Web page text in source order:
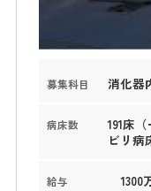
募集科目 消化器
病床数
191床
ビリ病
給与 1300